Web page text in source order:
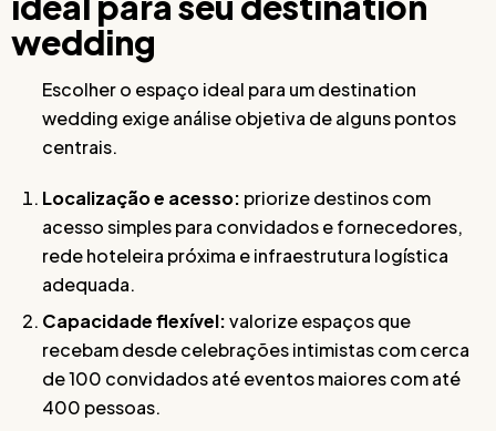
wedding
Escolher o espaço ideal para um destination
wedding exige análise objetiva de alguns pontos
centrais.
Localização e acesso: priorize destinos com
acesso simples para convidados e fornecedores,
rede hoteleira próxima e infraestrutura logística
adequada.
Capacidade flexível:valorize espaços que
recebam desde celebrações intimistas com cerca
de 100 convidados até eventos maiores com até
400 pessoas.